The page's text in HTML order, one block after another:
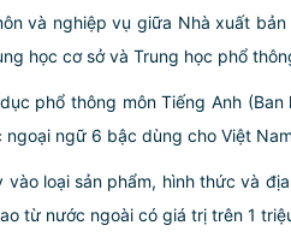
và nghiệp vụ giữa Nhà xuất
học cơ sở và Trung học phổ
phổ thông môn Tiếng Anh
ngữ 6 bậc dùng cho Việt
loại sản phẩm, hình thức và
từ nước ngoài có giá trị trên 1